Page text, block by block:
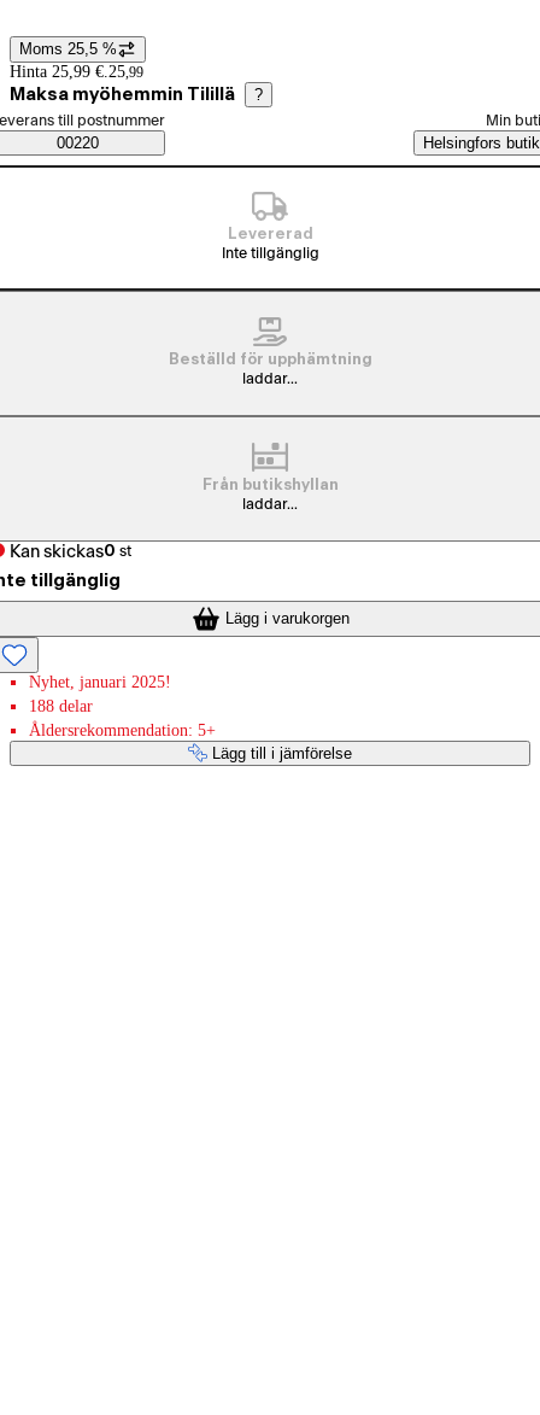
Prisinformation
Moms 25,5 %
Hinta 25,99 €. 25,99
Maksa myöhemmin Tilillä ?
Saatavuustiedot
beställningssätt
till postnummer
00220
Min
Helsingfors butik
Levererad
Inte tillgänglig
Beställd för upphämtning
laddar...
Från butikshyllan
laddar...
Kan skickas0 st
tillgänglig
Lägg i varukorgen
Nyhet, januari 2025!
188 delar
Åldersrekommendation: 5+
Lägg till i jämförelse